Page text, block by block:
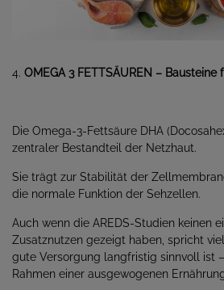
4. OMEGA 3 FETTSÄUREN –
Die Omega-3-Fettsäure DHA
zentraler Bestandteil der Netzhaut.
Sie trägt zur Stabilität der
die normale Funktion der Sehzellen.
Auch wenn die AREDS-Studien keinen
Zusatznutzen gezeigt haben, spricht
gute Versorgung langfristig sinnvoll ist
Rahmen einer ausgewogenen